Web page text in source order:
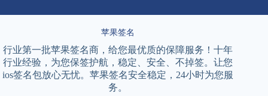
苹果签名
行业第一批苹果签名商，给您最优质的保障服务！十年
行业经验，为您保签护航，稳定、安全、不掉签。让您
ios签名包放心无忧。苹果签名安全稳定，24小时为您服
务。